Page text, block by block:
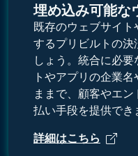
埋め込み可能な
既存のウェブサイ
するプリビルトの決
しょう。統合に必要
トやアプリの企業
ままで、顧客やエ
払い手段を提供でき
詳細はこちら